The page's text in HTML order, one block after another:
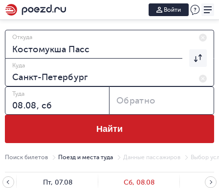
Войти
Откуда
Куда
Туда
Обратно
Найти
Поиск билетов Поезд и места туда Данные пассажиров Выбор
Пт, 07.08 Сб, 08.08 Вс,